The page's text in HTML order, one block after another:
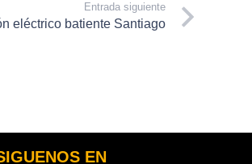
Entrada siguiente
eléctrico batiente Santiago
EN